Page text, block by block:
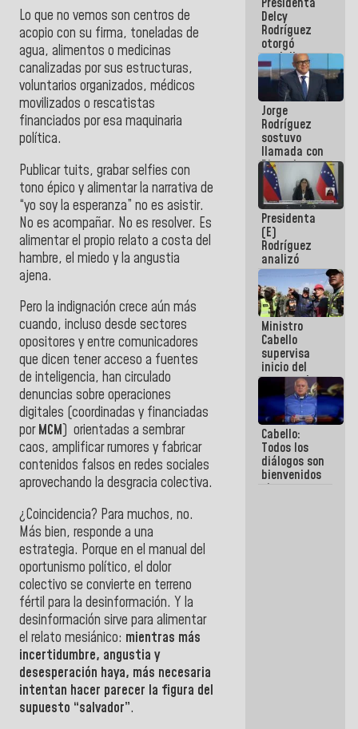
Lo que no vemos son centros de
acopio con su firma, toneladas de
agua, alimentos o medicinas
canalizadas por sus estructuras,
voluntarios organizados, médicos
movilizados o rescatistas
financiados por esa maquinaria
política.
Publicar tuits, grabar selfies con
tono épico y alimentar la narrativa de
“yo soy la esperanza” no es asistir.
No es acompañar. No es resolver. Es
alimentar el propio relato a costa del
hambre, el miedo y la angustia
ajena.
Pero la indignación crece aún más
cuando, incluso desde sectores
opositores y entre comunicadores
que dicen tener acceso a fuentes
de inteligencia, han circulado
denuncias sobre operaciones
digitales (coordinadas y financiadas
porMCM) orientadas a sembrar
caos, amplificar rumores y fabricar
contenidos falsos en redes sociales
aprovechando la desgracia colectiva.
¿Coincidencia? Para muchos, no.
Más bien, responde a una
estrategia. Porque en el manual del
oportunismo político, el dolor
colectivo se convierte en terreno
fértil para la desinformación. Y la
desinformación sirve para alimentar
el relato mesiánico: mientras más
incertidumbre, angustia y
desesperación haya, más necesaria
intentan hacer parecer la figura del
supuesto “salvador”.
abordar
planes de
acción
Delcy
Rodríguez
otorgó
medalla
"Héroe de
Venezuela"
a servidores
públicos
Jorge
Rodríguez
sostuvo
llamada con
Dinorah
Figuera y
acuerdan
primer
encuentro
presencial
para el
diálogo
Presidenta
(E)
Rodríguez
analizó
junto a
gobernadores
planes de
recuperación
del Sistema
Eléctrico
Nacional
Ministro
Cabello
supervisa
inicio del
proceso de
demolición
de
edificaciones
declaradas
en riesgo en
La Guaira
(+Fotos)
Cabello:
Todos los
diálogos son
bienvenidos
siempre que